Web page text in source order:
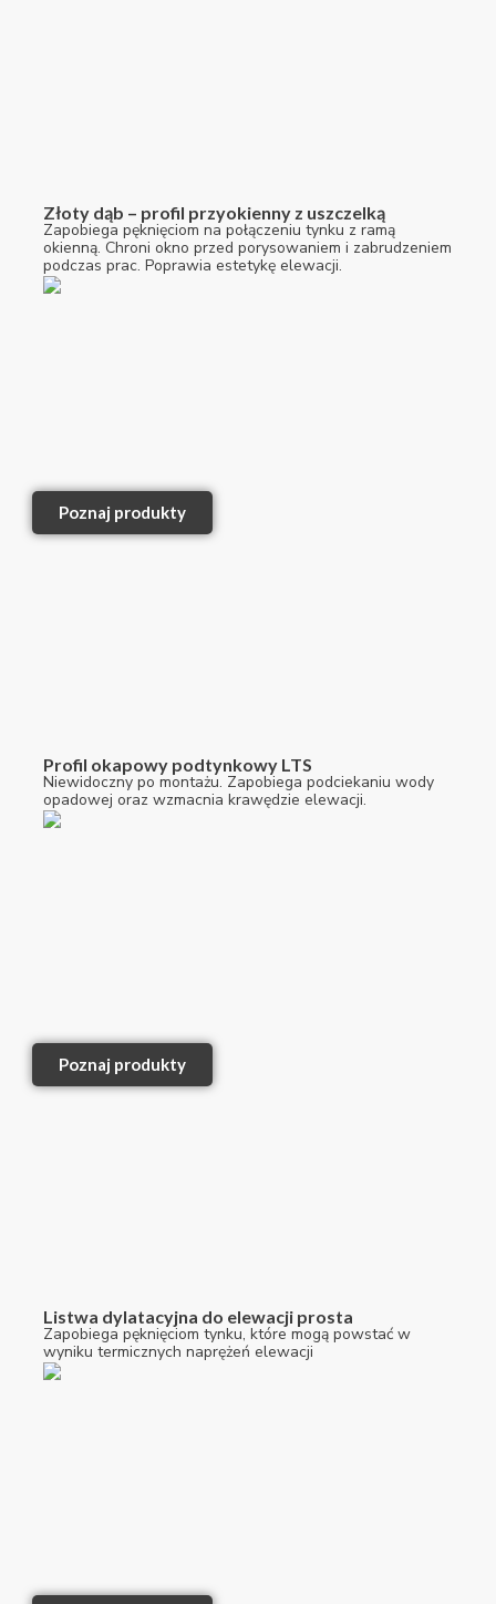
Złoty dąb – profil przyokienny z uszczelką
Zapobiega pęknięciom na połączeniu tynku z ramą
okienną. Chroni okno przed porysowaniem i zabrudzeniem
podczas prac. Poprawia estetykę elewacji.
Poznaj produkty
Profil okapowy podtynkowy LTS
Niewidoczny po montażu. Zapobiega podciekaniu wody
opadowej oraz wzmacnia krawędzie elewacji.
Poznaj produkty
Listwa dylatacyjna do elewacji prosta
Zapobiega pęknięciom tynku, które mogą powstać w
wyniku termicznych naprężeń elewacji